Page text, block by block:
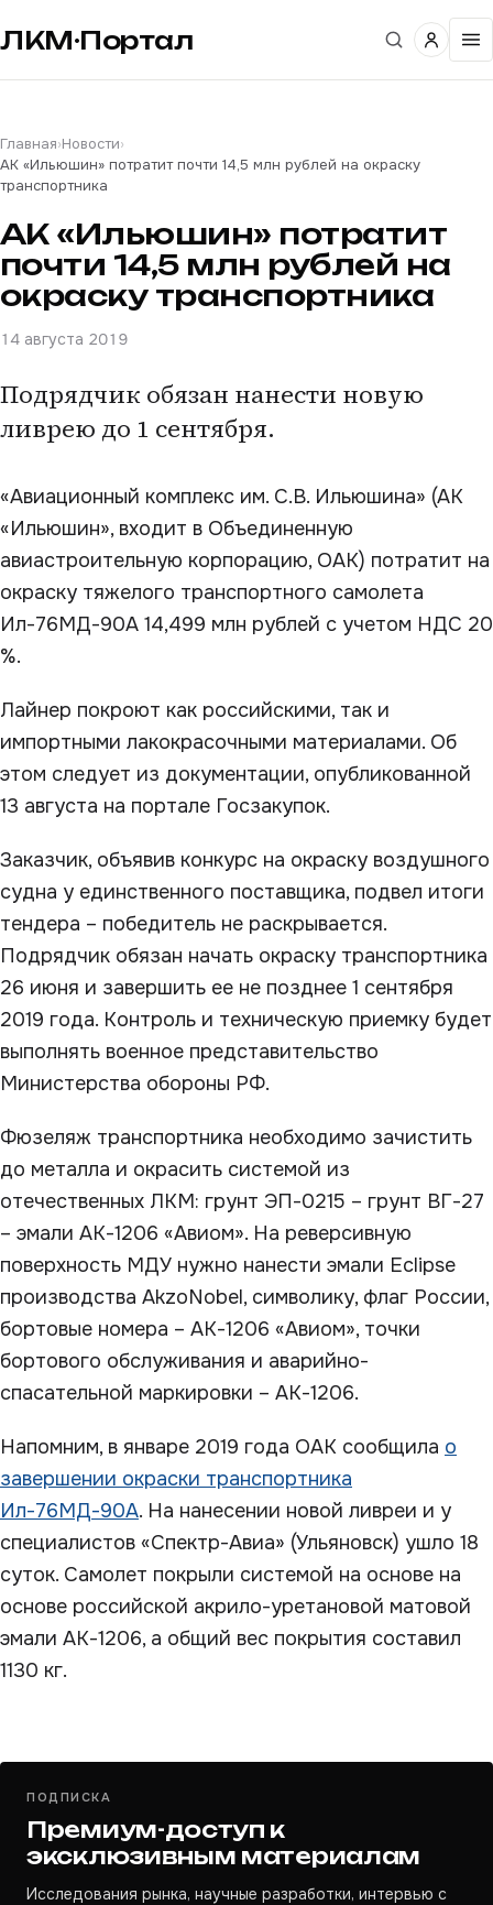
ЛКМ·Портал
Главная›Новости›
АК «Ильюшин» потратит почти 14,5 млн рублей на окраску
транспортника
АК «Ильюшин» потратит
почти 14,5 млн рублей на
окраску транспортника
14 августа 2019
Подрядчик обязан нанести новую
ливрею до 1 сентября.
«Авиационный комплекс им. С.В. Ильюшина» (АК
«Ильюшин», входит в Объединенную
авиастроительную корпорацию, ОАК) потратит на
окраску тяжелого транспортного самолета
Ил-76МД-90А 14,499 млн рублей с учетом НДС 20
%.
Лайнер покроют как российскими, так и
импортными лакокрасочными материалами. Об
этом следует из документации, опубликованной
13 августа на портале Госзакупок.
Заказчик, объявив конкурс на окраску воздушного
судна у единственного поставщика, подвел итоги
тендера – победитель не раскрывается.
Подрядчик обязан начать окраску транспортника
26 июня и завершить ее не позднее 1 сентября
2019 года. Контроль и техническую приемку будет
выполнять военное представительство
Министерства обороны РФ.
Фюзеляж транспортника необходимо зачистить
до металла и окрасить системой из
отечественных ЛКМ: грунт ЭП-0215 – грунт ВГ-27
– эмали АК-1206 «Авиом». На реверсивную
поверхность МДУ нужно нанести эмали Eclipse
производства AkzoNobel, символику, флаг России,
бортовые номера – АК-1206 «Авиом», точки
бортового обслуживания и аварийно-
спасательной маркировки – АК-1206.
Напомним, в январе 2019 года ОАК сообщила о
завершении окраски транспортника
Ил-76МД-90А. На нанесении новой ливреи и у
специалистов «Спектр-Авиа» (Ульяновск) ушло 18
суток. Самолет покрыли системой на основе на
основе российской акрило-уретановой матовой
эмали АК-1206, а общий вес покрытия составил
1130 кг.
ПОДПИСКА
Премиум-доступ к
эксклюзивным материалам
Исследования рынка, научные разработки, интервью с